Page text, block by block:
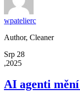
wpatelierc
Author, Cleaner
Srp 28
,2025
AI agenti